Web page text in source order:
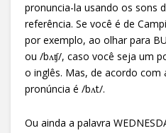
pronuncia-la usando os sons
referência. Se você é de
por exemplo, ao olhar para
ou /bʌʧ/, caso você seja um
o inglês. Mas, de acordo com
pronúncia é /bʌt/.
Ou ainda a palavra